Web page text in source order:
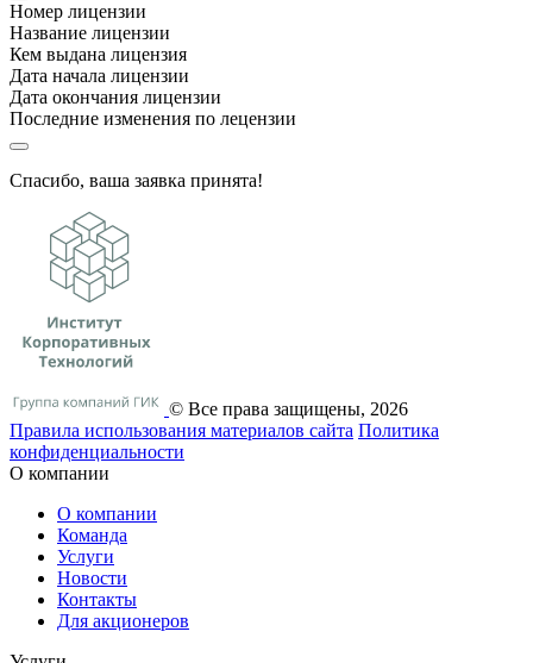
Номер лицензии
Название лицензии
Кем выдана лицензия
Дата начала лицензии
Дата окончания лицензии
Последние изменения по лецензии
Спасибо, ваша заявка принята!
© Все права защищены, 2026
Правила использования материалов сайта Политика
конфиденциальности
О компании
О компании
Команда
Услуги
Новости
Контакты
Для акционеров